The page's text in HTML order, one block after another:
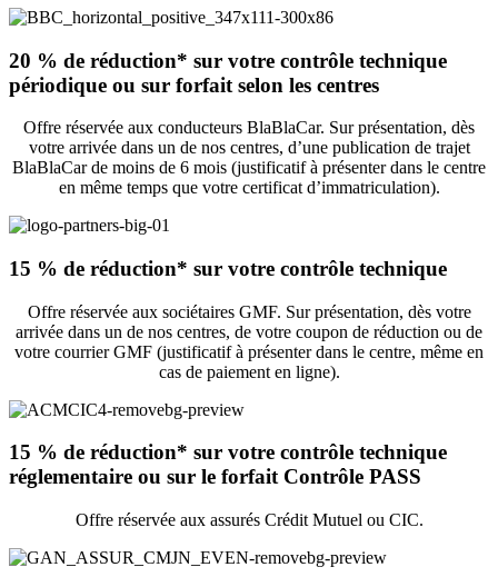
20 % de réduction* sur votre contrôle technique
périodique ou sur forfait selon les centres
Offre réservée aux conducteurs BlaBlaCar. Sur présentation, dès
votre arrivée dans un de nos centres, d’une publication de trajet
BlaBlaCar de moins de 6 mois (justificatif à présenter dans le centre
en même temps que votre certificat d’immatriculation).
15 % de réduction* sur votre contrôle technique
Offre réservée aux sociétaires GMF. Sur présentation, dès votre
arrivée dans un de nos centres, de votre coupon de réduction ou de
votre courrier GMF (justificatif à présenter dans le centre, même en
cas de paiement en ligne).
15 % de réduction* sur votre contrôle technique
réglementaire ou sur le forfait Contrôle PASS
Offre réservée aux assurés Crédit Mutuel ou CIC.